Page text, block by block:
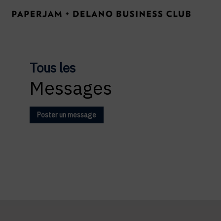
Tous les
Messages
Poster un message